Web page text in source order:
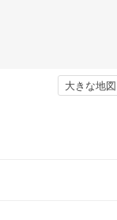
大きな地図